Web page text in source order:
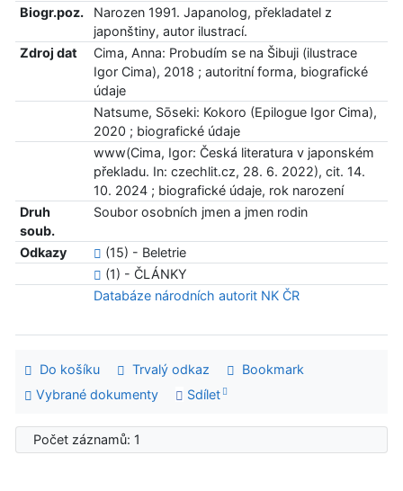
Biogr.poz.
Narozen 1991. Japanolog, překladatel z
japonštiny, autor ilustrací.
Zdroj dat
Cima, Anna: Probudím se na Šibuji (ilustrace
Igor Cima), 2018 ; autoritní forma, biografické
údaje
Natsume, Sōseki: Kokoro (Epilogue Igor Cima),
2020 ; biografické údaje
www(Cima, Igor: Česká literatura v japonském
překladu. In: czechlit.cz, 28. 6. 2022), cit. 14.
10. 2024 ; biografické údaje, rok narození
Druh
soub.
Soubor osobních jmen a jmen rodin
Odkazy
(15) - Beletrie
(1) - ČLÁNKY
Databáze národních autorit NK ČR
Do košíku Trvalý odkaz
Bookmark
Vybrané dokumenty
Sdílet
Počet záznamů: 1